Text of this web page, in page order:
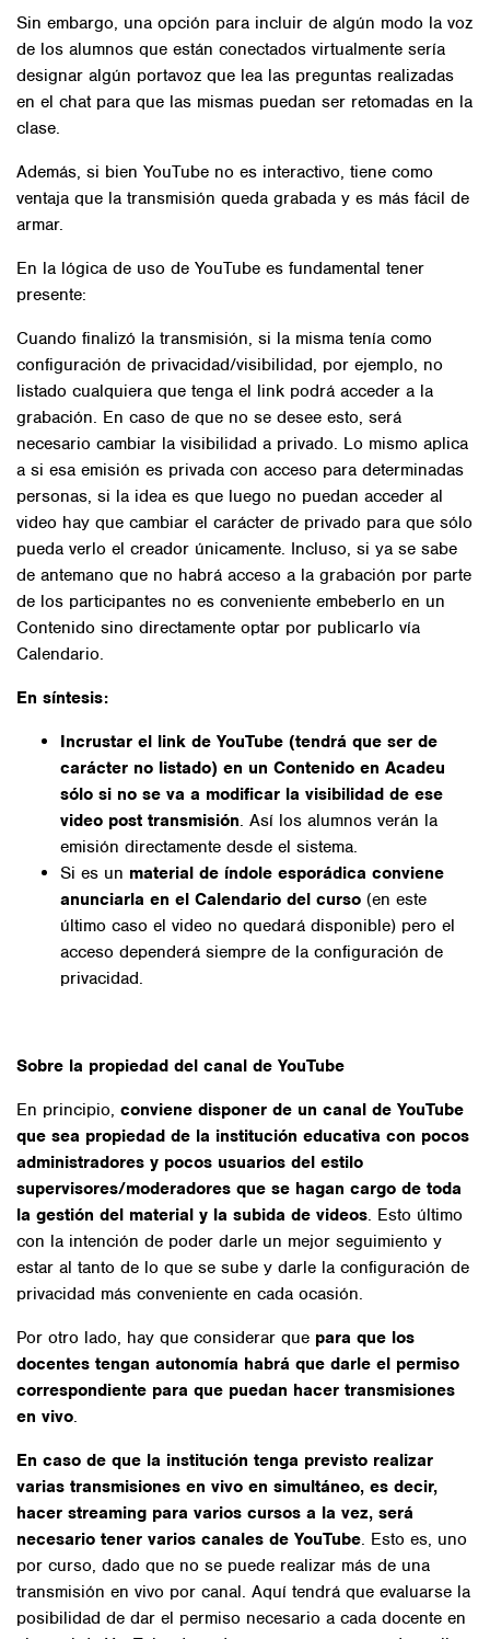
Sin embargo, una opción para incluir de algún modo la voz
de los alumnos que están conectados virtualmente sería
designar algún portavoz que lea las preguntas realizadas
en el chat para que las mismas puedan ser retomadas en la
clase.
Además, si bien YouTube no es interactivo, tiene como
ventaja que la transmisión queda grabada y es más fácil de
armar.
En la lógica de uso de YouTube es fundamental tener
presente:
Cuando finalizó la transmisión, si la misma tenía como
configuración de privacidad/visibilidad, por ejemplo, no
listado cualquiera que tenga el link podrá acceder a la
grabación. En caso de que no se desee esto, será
necesario cambiar la visibilidad a privado. Lo mismo aplica
a si esa emisión es privada con acceso para determinadas
personas, si la idea es que luego no puedan acceder al
video hay que cambiar el carácter de privado para que sólo
pueda verlo el creador únicamente. Incluso, si ya se sabe
de antemano que no habrá acceso a la grabación por parte
de los participantes no es conveniente embeberlo en un
Contenido sino directamente optar por publicarlo vía
Calendario.
En síntesis:
Incrustar el link de YouTube (tendrá que ser de
carácter no listado) en un Contenido en Acadeu
sólo si no se va a modificar la visibilidad de ese
video post transmisión. Así los alumnos verán la
emisión directamente desde el sistema.
Si es un material de índole esporádica conviene
anunciarla en el Calendario del curso (en este
último caso el video no quedará disponible) pero el
acceso dependerá siempre de la configuración de
privacidad.
Sobre la propiedad del canal de YouTube
En principio, conviene disponer de un canal de YouTube
que sea propiedad de la institución educativa con pocos
administradores y pocos usuarios del estilo
supervisores/moderadores que se hagan cargo de toda
la gestión del material y la subida de videos. Esto último
con la intención de poder darle un mejor seguimiento y
estar al tanto de lo que se sube y darle la configuración de
privacidad más conveniente en cada ocasión.
Por otro lado, hay que considerar que para que los
docentes tengan autonomía habrá que darle el permiso
correspondiente para que puedan hacer transmisiones
en vivo.
En caso de que la institución tenga previsto realizar
varias transmisiones en vivo en simultáneo, es decir,
hacer streaming para varios cursos a la vez, será
necesario tener varios canales de YouTube. Esto es, uno
por curso, dado que no se puede realizar más de una
transmisión en vivo por canal. Aquí tendrá que evaluarse la
posibilidad de dar el permiso necesario a cada docente en